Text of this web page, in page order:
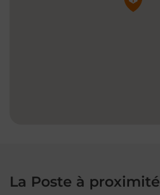
La Poste à proximité